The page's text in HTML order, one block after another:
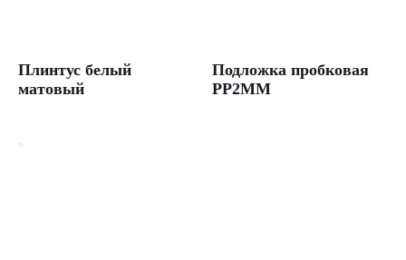
Плинтус белый
матовый
Подложка пробковая
PP2MM